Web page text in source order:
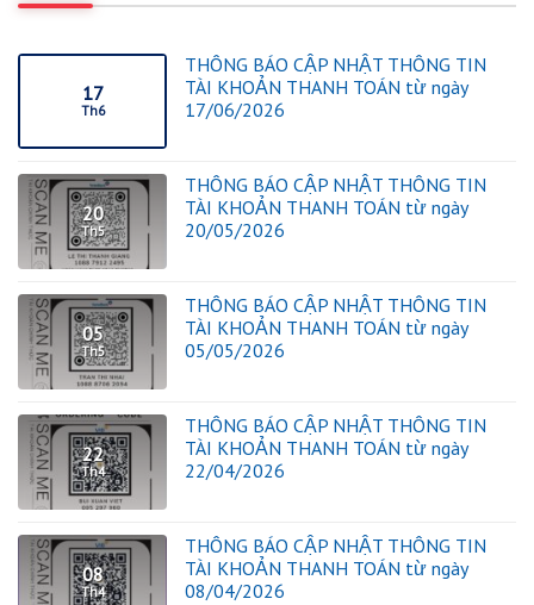
17
Th6
THÔNG BÁO CẬP NHẬT THÔNG TIN
TÀI KHOẢN THANH TOÁN từ ngày
17/06/2026
20
Th5
THÔNG BÁO CẬP NHẬT THÔNG TIN
TÀI KHOẢN THANH TOÁN từ ngày
20/05/2026
05
Th5
THÔNG BÁO CẬP NHẬT THÔNG TIN
TÀI KHOẢN THANH TOÁN từ ngày
05/05/2026
22
Th4
THÔNG BÁO CẬP NHẬT THÔNG TIN
TÀI KHOẢN THANH TOÁN từ ngày
22/04/2026
08
Th4
THÔNG BÁO CẬP NHẬT THÔNG TIN
TÀI KHOẢN THANH TOÁN từ ngày
08/04/2026